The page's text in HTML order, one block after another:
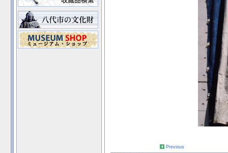
Previous